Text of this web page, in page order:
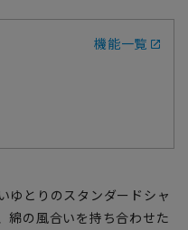
機能一覧
ゆとりのスタンダードシャ
綿の風合いを持ち合わせた